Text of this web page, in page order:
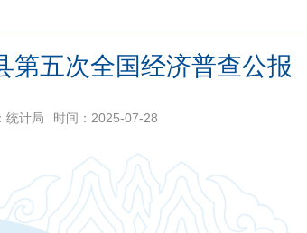
第五次全国经济普查公报
统计局 时间：2025-07-28